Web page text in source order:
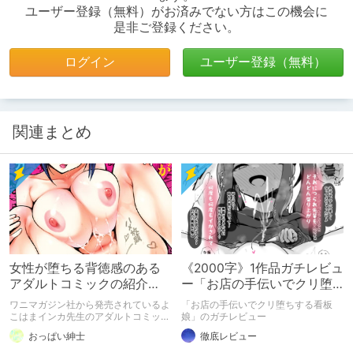
ユーザー登録（無料）がお済みでない方はこの機会に
是非ご登録ください。
ログイン ユーザー登録（無料）
関連まとめ
女性が堕ちる背徳感のある
アダルトコミックの紹介
【よこはまインカ】
ワニマガジン社から発売されているよ
こはまインカ先生のアダルトコミック
「女教師が堕ちた理由【デジタル特装
版】」の紹介です
おっぱい紳士
《2000字》1作品ガチレビュ
ー「お店の手伝いでクリ堕
ちする看板娘」
「お店の手伝いでクリ堕ちする看板
娘」のガチレビュー
徹底レビュー